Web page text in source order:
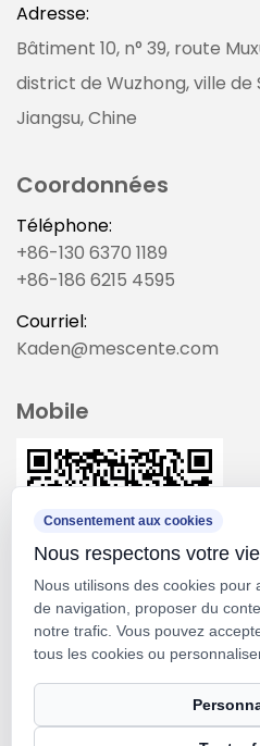
Adresse:
Bâtiment 10, n° 39, route
district de Wuzhong, ville de
Jiangsu, Chine
Coordonnées
Téléphone:
+86-130 6370 1189
+86-186 6215 4595
Courriel:
Kaden@mescente.com
Mobile
Suzhou
Ltd.Tous droits réservés.
Consentement aux cookies
Nous respectons votre
Nous utilisons des cookies pour
de navigation, proposer du
notre trafic. Vous pouvez
tous les cookies ou